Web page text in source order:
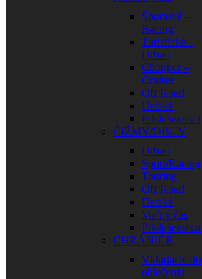
Športové –
Racing
Turistické –
Urban
Chopper –
Cruiser
Off Road
Detské
Príslušenstvo
ČIŽMY/OBUV
Urban
Sport/Racing
Touring
Off Road
Detské
Voľný čas
Príslušenstvo
CHRÁNIČE
Vkladacie do
oblečenia